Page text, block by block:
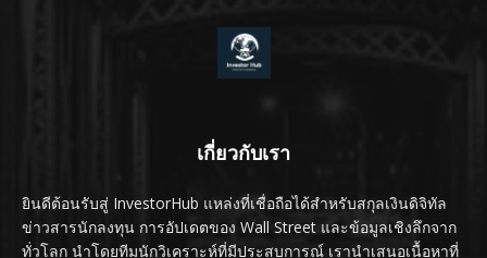
เกี่ยวกับเรา
ยินดีต้อนรับสู่ InvestorHub แหล่งที่เชื่อถือได้สำหรับสกุลเงินดิจิทัล
ข่าวสารนักลงทุน การอัปเดตของ Wall Street และข้อมูลเชิงลึกจาก
ทั่วโลก นำโดยทีมนักวิเคราะห์ที่มีประสบการณ์ เรานำเสนอเนื้อหาที่